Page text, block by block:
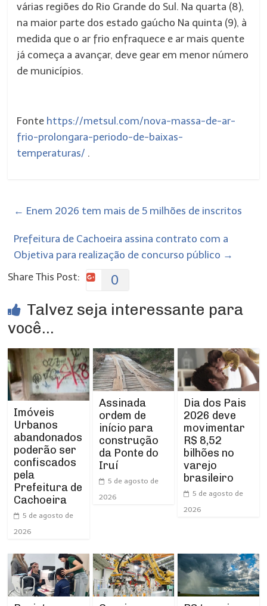
várias regiões do Rio Grande do Sul. Na quarta (8),
na maior parte dos estado gaúcho Na quinta (9), à
medida que o ar frio enfraquece e ar mais quente
já começa a avançar, deve gear em menor número
de municípios.
Fonte https://metsul.com/nova-massa-de-ar-
frio-prolongara-periodo-de-baixas-
temperaturas/ .
← Enem 2026 tem mais de 5 milhões de inscritos
Prefeitura de Cachoeira assina contrato com a
Objetiva para realização de concurso público →
Share This Post:
0
Talvez seja interessante para
você...
Imóveis
Urbanos
abandonados
poderão ser
confiscados
pela
Prefeitura de
Cachoeira
5 de agosto de
2026
Assinada
ordem de
início para
construção
da Ponte do
Iruí
5 de agosto de
2026
Dia dos Pais
2026 deve
movimentar
R$ 8,52
bilhões no
varejo
brasileiro
5 de agosto de
2026